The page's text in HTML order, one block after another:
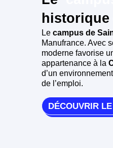
Le campus de
Manufrance. Avec
moderne favorise
appartenance à la
d’un
de l’emploi.
DÉCOUVRIR